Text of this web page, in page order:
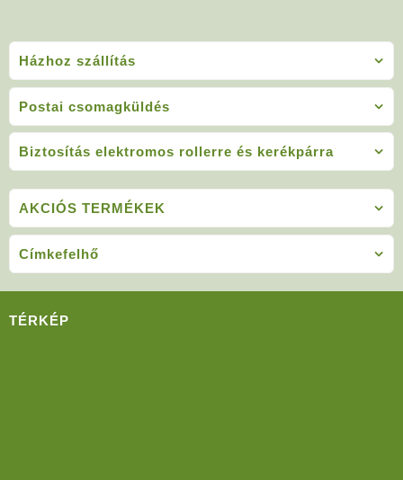
Házhoz szállítás
Postai csomagküldés
Biztosítás elektromos rollerre és kerékpárra
AKCIÓS TERMÉKEK
Címkefelhő
TÉRKÉP